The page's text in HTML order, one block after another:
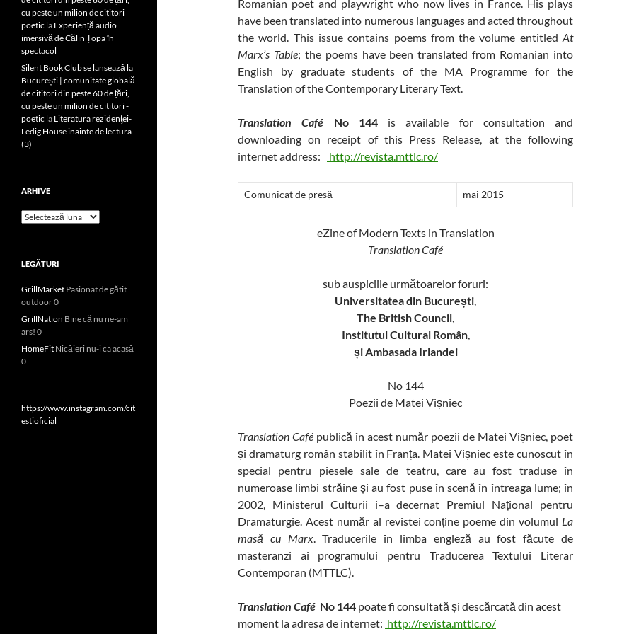
Romanian poet and playwright who now lives in France. His plays
have been translated into numerous languages and acted throughout
the world. This issue contains poems from the volume entitled At
Marx’s Table; the poems have been translated from Romanian into
English by graduate students of the MA Programme for the
Translation of the Contemporary Literary Text.
Translation Café No 144is available for consultation and
downloading on receipt of this Press Release, at the following
internet address:
http://revista.mttlc.ro/
Comunicat de presă mai 2015
eZine of Modern Texts in Translation
Translation Café
sub auspiciile următoarelor foruri:
Universitatea din București,
The British Council,
Institutul Cultural Român,
și Ambasada Irlandei
No 144
Poezii de Matei Vișniec
Translation Café publică în acest număr poezii de Matei Vișniec, poet
și dramaturg român stabilit în Franța. Matei Vișniec este cunoscut în
special pentru piesele sale de teatru, care au fost traduse în
numeroase limbi străine și au fost puse în scenă în întreaga lume; în
2002, Ministerul Culturii i–a decernat Premiul Național pentru
Dramaturgie. Acest număr al revistei conține poeme din volumul La
masă cu Marx. Traducerile în limba engleză au fost făcute de
masteranzi ai programului pentru Traducerea Textului Literar
Contemporan (MTTLC).
Translation Café No 144 poate fi consultată și descărcată din acest
moment la adresa de internet: http://revista.mttlc.ro/
cu peste un milion de cititori -
poetic la Experiență audio
imersivă de Călin Țopa în
spectacol
Silent Book Club se lansează la
București | comunitate globală
de cititori din peste 60 de țări,
cu peste un milion de cititori -
poetic la Literatura rezidenţei-
Ledig House inainte de lectura
(3)
ARHIVE
Arhive
LEGĂTURI
GrillMarket Pasionat de gătit
outdoor 0
GrillNation Bine că nu ne-am
ars! 0
HomeFit Nicăieri nu-i ca acasă
0
https://www.instagram.com/cit
estioficial